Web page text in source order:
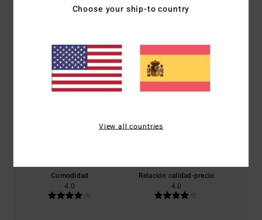
Puntuación media
4.0
Comodidad
4.0
Relación calidad-precio
4.0
Choose your ship-to country
View all countries